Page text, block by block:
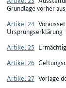
Grundlage vorher
Artikel 24
Ursprungserklärung
Artikel 25
Artikel 26
Artikel 27 Vorlage